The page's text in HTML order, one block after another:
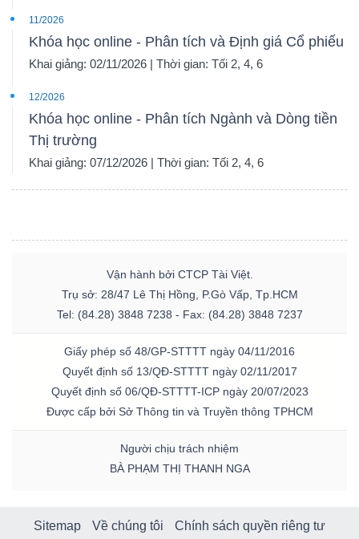
11/2026
Khóa học online - Phân tích và Định giá Cổ phiếu
Khai giảng: 02/11/2026 | Thời gian: Tối 2, 4, 6
12/2026
Khóa học online - Phân tích Ngành và Dòng tiền
Thị trường
Khai giảng: 07/12/2026 | Thời gian: Tối 2, 4, 6
Vận hành bởi CTCP Tài Việt.
Trụ sở: 28/47 Lê Thị Hồng, P.Gò Vấp, Tp.HCM
Tel: (84.28) 3848 7238 - Fax: (84.28) 3848 7237
Giấy phép số 48/GP-STTTT ngày 04/11/2016
Quyết định số 13/QĐ-STTTT ngày 02/11/2017
Quyết định số 06/QĐ-STTTT-ICP ngày 20/07/2023
Được cấp bởi Sở Thông tin và Truyền thông TPHCM
Người chịu trách nhiệm
BÀ PHẠM THỊ THANH NGA
Sitemap Về chúng tôi
Chính sách quyền riêng tư